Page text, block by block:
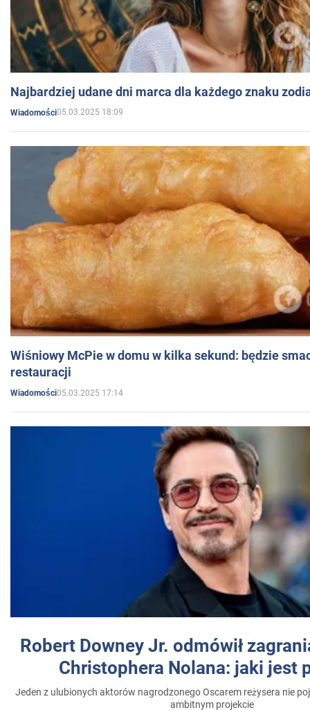
Najbardziej udane dni marca dla każdego znaku
Wiadomości05.03.2025 18:09
Wiśniowy McPie w domu w kilka sekund: będzie
restauracji
Wiadomości05.03.2025 17:14
Robert Downey Jr. odmówił
Christophera Nolana: jaki jest
Jeden z ulubionych aktorów nagrodzonego Oscarem reżysera nie
ambitnym projekcie